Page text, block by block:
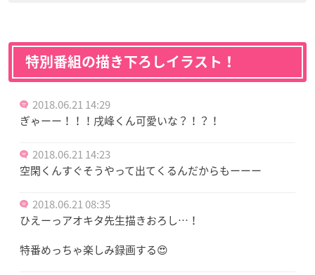
特別番組の描き下ろしイラスト！
2018.06.21 14:29
ぎゃーー！！！戌峰くん可愛いな？！？！
2018.06.21 14:23
空閑くんすぐそうやって出てくるんだからもーーー
2018.06.21 08:35
ひえーっアオキタ先生描きおろし…！
特番めっちゃ楽しみ録画する😍